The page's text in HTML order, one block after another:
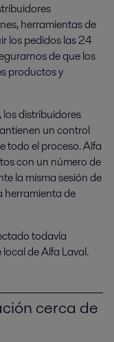
herramientas de
los pedidos las 24
de que los
productos y
distribuidores
un control
todo el proceso. Alfa
con un número de
la misma sesión de
herramienta de
todavía
de Alfa Laval.
cerca de